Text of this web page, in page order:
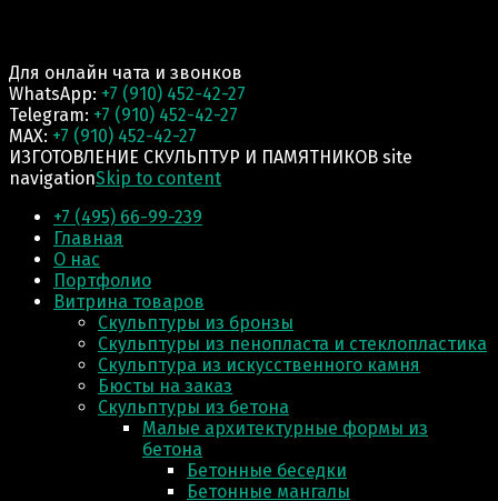
Для онлайн чата и звонков
WhatsApp: +7 (910) 452-42-27
Telegram: +7 (910) 452-42-27
MAX: +7 (910) 452-42-27
ИЗГОТОВЛЕНИЕ СКУЛЬПТУР И ПАМЯТНИКОВ site
navigationSkip to content
+7 (495) 66-99-239
Главная
О нас
Портфолио
Витрина товаров
Скульптуры из бронзы
Скульптуры из пенопласта и стеклопластика
Скульптура из искусственного камня
Бюсты на заказ
Скульптуры из бетона
Малые архитектурные формы из
бетона
Бетонные беседки
Бетонные мангалы